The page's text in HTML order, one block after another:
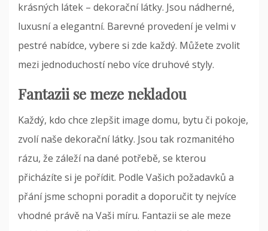
krásných látek – dekorační látky. Jsou nádherné,
luxusní a elegantní. Barevné provedení je velmi v
pestré nabídce, vybere si zde každý. Můžete zvolit
mezi jednoduchostí nebo více druhové styly.
Fantazii se meze nekladou
Každý, kdo chce zlepšit image domu, bytu či pokoje,
zvolí naše dekorační látky. Jsou tak rozmanitého
rázu, že záleží na dané potřebě, se kterou
přicházíte si je pořídit. Podle Vašich požadavků a
přání jsme schopni poradit a doporučit ty nejvíce
vhodné právě na Vaši míru. Fantazii se ale meze